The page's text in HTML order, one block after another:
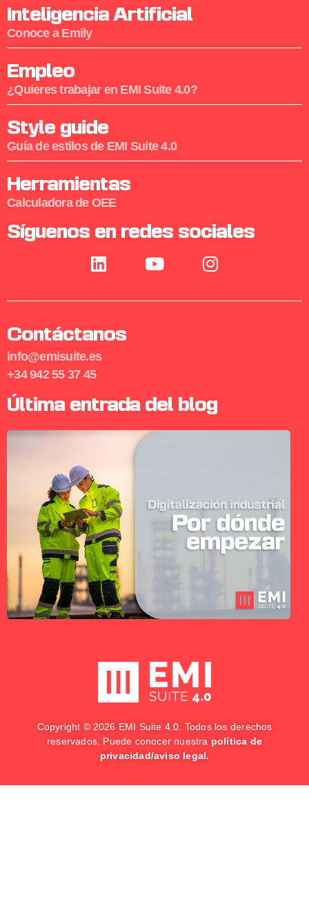
Inteligencia Artificial
Conoce a Emily
Empleo
¿Quieres trabajar en EMI Suite 4.0?
Style guide
Guía de estilos de EMI Suite 4.0
Herramientas
Calculadora de OEE
Síguenos en redes sociales
Contáctanos
info@emisuite.es
+34 942 55 37 45
Última entrada del blog
Copyright © 2026 EMI Suite 4.0. Todos los derechos
reservados. Puede conocer nuestra política de
privacidad/aviso legal.